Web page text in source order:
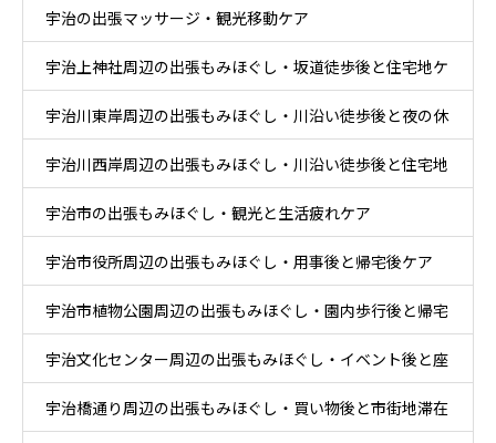
宇治の出張マッサージ・観光移動ケア
宇治上神社周辺の出張もみほぐし・坂道徒歩後と住宅地ケ
ア
宇治川東岸周辺の出張もみほぐし・川沿い徒歩後と夜の休
息ケア
宇治川西岸周辺の出張もみほぐし・川沿い徒歩後と住宅地
帰宅ケア
宇治市の出張もみほぐし・観光と生活疲れケア
宇治市役所周辺の出張もみほぐし・用事後と帰宅後ケア
宇治市植物公園周辺の出張もみほぐし・園内歩行後と帰宅
後ケア
宇治文化センター周辺の出張もみほぐし・イベント後と座
り時間ケア
宇治橋通り周辺の出張もみほぐし・買い物後と市街地滞在